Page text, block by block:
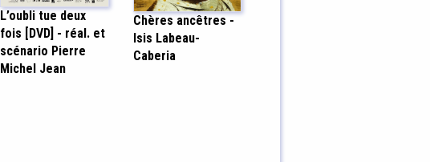
L’oubli tue deux
fois [DVD] - réal. et
scénario Pierre
Michel Jean
Chères ancêtres -
Isis Labeau-
Caberia